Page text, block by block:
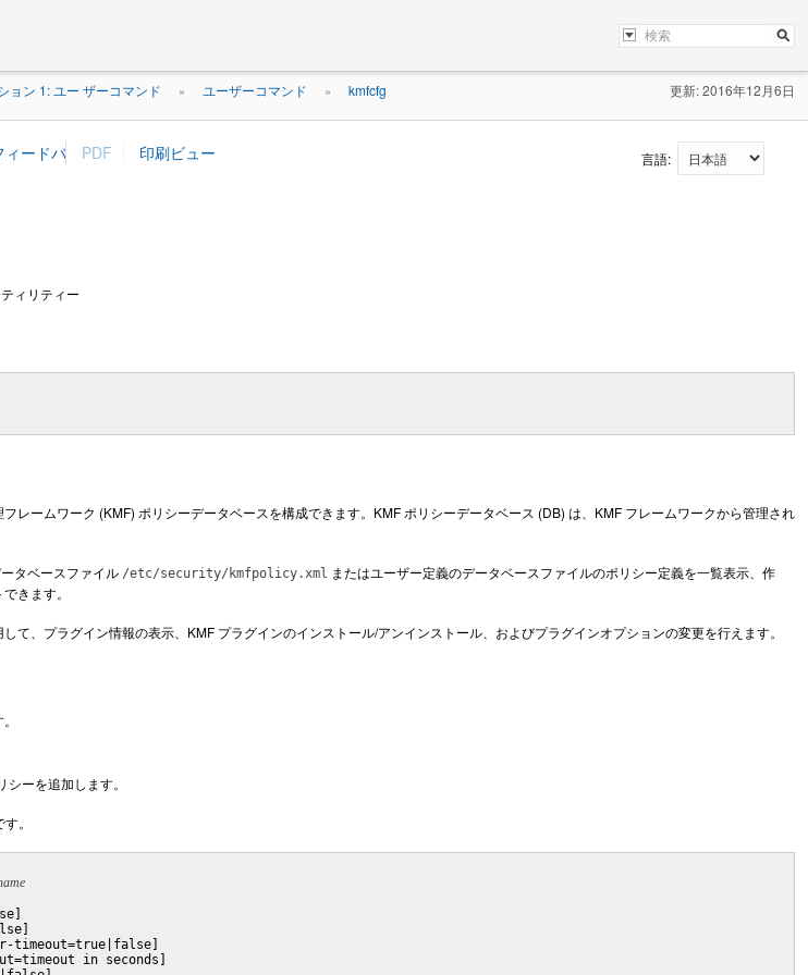
ョン 1: ユー ザーコマンド » ユーザーコマンド » kmfcfg 更新: 2016年12月6日
言語:
ィリティー
レームワーク (KMF) ポリシーデータベースを構成できます。KMF ポリシーデータベース (DB) は、KMF フレームワークから管理され
タベースファイル /etc/security/kmfpolicy.xml またはユーザー定義のデータベースファイルのポリシー定義を一覧表示、作
きます。
して、プラグイン情報の表示、KMF プラグインのインストール/アンインストール、およびプラグインオプションの変更を行えます。
ーを追加します。
。
timeout=true|false]
in seconds]